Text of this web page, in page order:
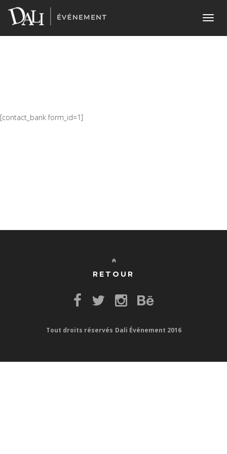
Home > Z-essaiZ-essai
[contact_bank form_id=1]
RETOUR
Tout droits réservés Dali Événement 2016